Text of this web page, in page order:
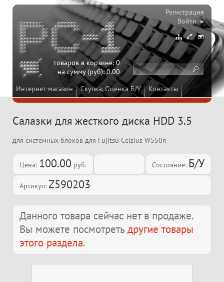
Интернет-магазин Скупка, Оценка Б/У Контакты
товаров в корзине:0
на сумму (руб):0.00
Регистрация
Войти ▸
Салазки для жесткого диска HDD 3.5
для системных блоков для Fujitsu Celsius W550n
Цена: 100.00 руб. Состояние: Б/У
Артикул: Z590203
Данного товара сейчас нет в продаже.
Вы можете посмотреть другие товары
этого раздела.